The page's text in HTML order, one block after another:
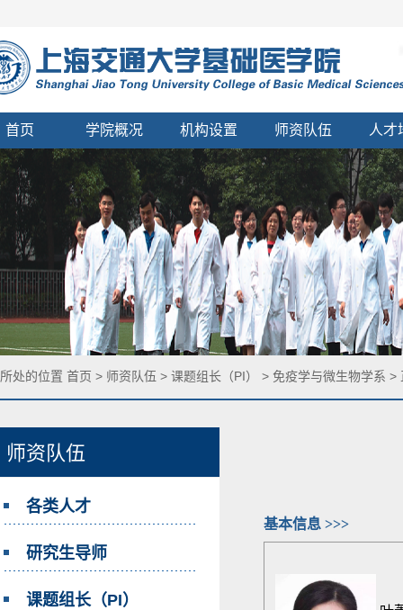
首页 学院概况 机构设置 师资队伍 人才
师资队伍
各类人才
研究生导师
课题组长（PI）
基本信息 >>>
处的位置 首页 > 师资队伍 > 课题组长（PI） > 免疫学与微生物学系 >